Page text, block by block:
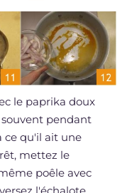
le paprika doux
pendant
ce qu'il ait une
mettez le
poêle avec